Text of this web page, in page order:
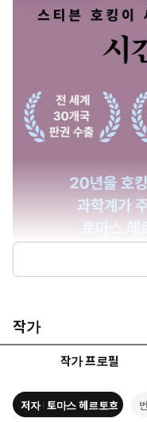
작가
작가 프로필
저자 토마스 헤르토흐